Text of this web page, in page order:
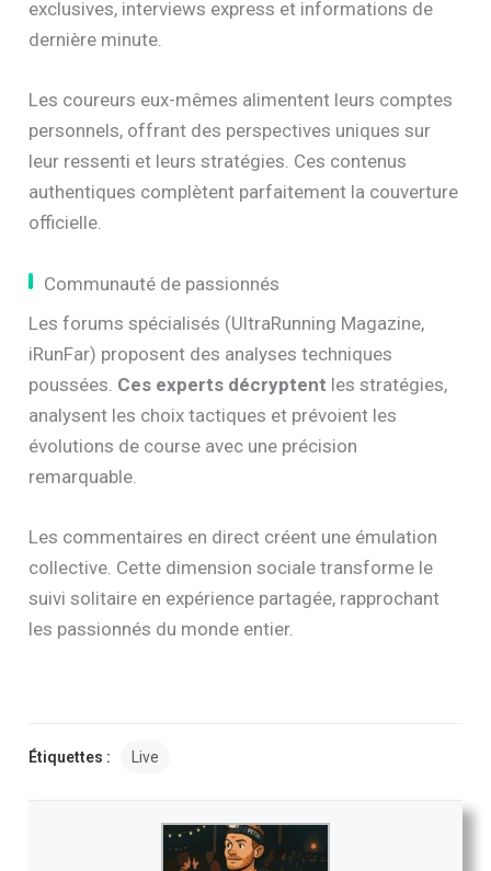
exclusives, interviews express et informations de
dernière minute.
Les coureurs eux-mêmes alimentent leurs comptes
personnels, offrant des perspectives uniques sur
leur ressenti et leurs stratégies. Ces contenus
authentiques complètent parfaitement la couverture
officielle.
Communauté de passionnés
Les forums spécialisés (UltraRunning Magazine,
iRunFar) proposent des analyses techniques
poussées. Ces experts décryptent les stratégies,
analysent les choix tactiques et prévoient les
évolutions de course avec une précision
remarquable.
Les commentaires en direct créent une émulation
collective. Cette dimension sociale transforme le
suivi solitaire en expérience partagée, rapprochant
les passionnés du monde entier.
Étiquettes : Live